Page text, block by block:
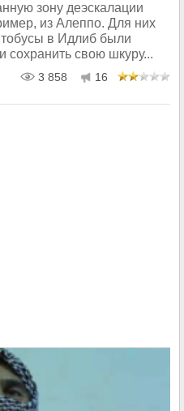
зону деэскалации
из Алеппо. Для них
в Идлиб были
сохранить свою шкуру...
3 858 16